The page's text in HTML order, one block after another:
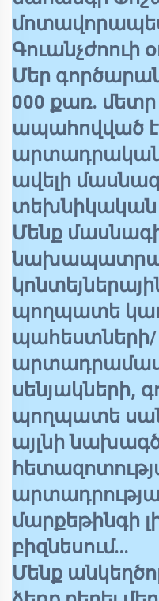
Գուանչժոուի
Մեր
000 քառ.
ապահովված
արտադրական
ավելի
տեխնիկական
Մենք
պողպատե
պահեստների/
սենյակների,
պողպատե
այլնի
մարքեթինգի
բիզնեսում...
Մենք